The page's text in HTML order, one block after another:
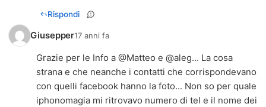
Rispondi
Giusepper17 anni fa
Grazie per le Info a @Matteo e @aleg... La cosa
strana e che neanche i contatti che corrispondevano
con quelli facebook hanno la foto... Non so per quale
iphonomagia mi ritrovavo numero di tel e il nome dei